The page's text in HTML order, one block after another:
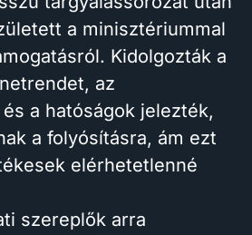
a minisztériummal
Kidolgozták a
az
a hatóságok jelezték,
a folyósításra, ám ezt
elérhetetlenné
szereplők arra